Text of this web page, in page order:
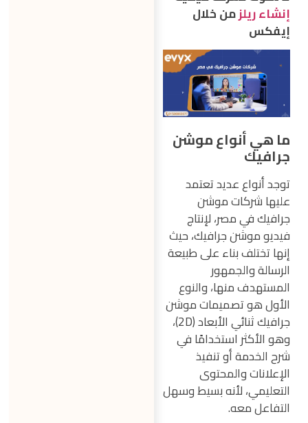
إنشاء ريلزمن خلال
إيفكس
ما هي أنواع موشن
جرافيك
توجد أنواع عديد تعتمد
عليها شركات موشن
جرافيك في مصر، لإنتاج
فيديو موشن جرافيك، حيث
إنها تختلف بناء على طبيعة
الرسالة والجمهور
المستهدف منها، والنوع
الأول هو تصميمات موشن
جرافيك ثنائي الأبعاد (2D)،
وهو الأكثر استخدامًا في
شرح الخدمة أو تنفيذ
الإعلانات والمحتوى
التعليمي، لأنه بسيط وسهل
التفاعل معه.